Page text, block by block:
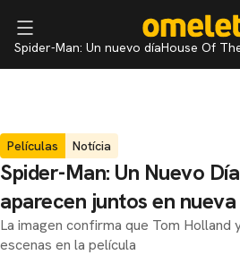
Spider-Man: Un nuevo díaHouse Of
Películas Notícia
Spider-Man: Un Nuevo
aparecen juntos en
La imagen confirma que Tom Holland
escenas en la película